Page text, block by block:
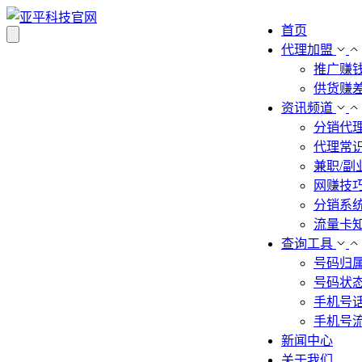
首页
代理加盟
推广赚
供货赚
资讯频道
分销代
代理常
兼职/副
网赚技
分销系
流量卡
查询工具
号码归
号码状
手机号
手机号
新闻中心